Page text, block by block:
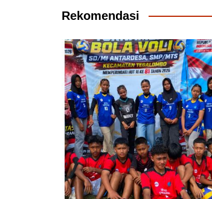
Rekomendasi